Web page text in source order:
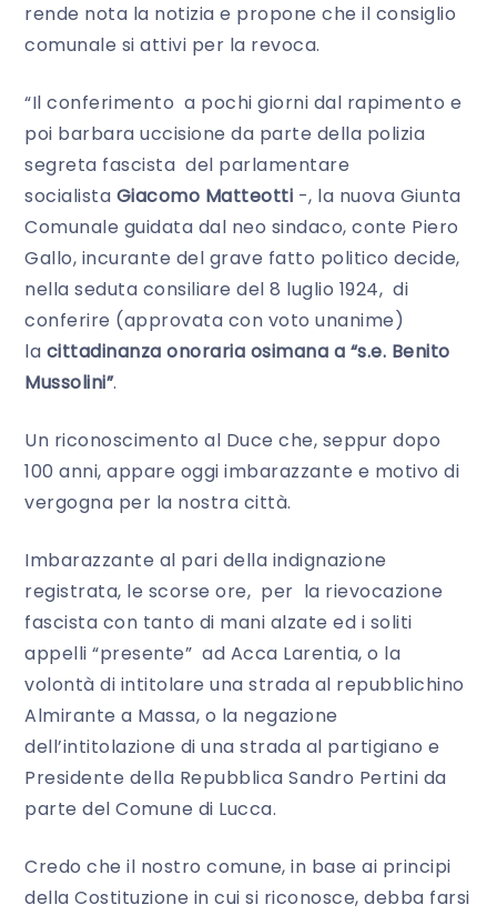
rende nota la notizia e propone che il consiglio
comunale si attivi per la revoca.
“Il conferimento a pochi giorni dal rapimento e
poi barbara uccisione da parte della polizia
segreta fascista del parlamentare
socialista Giacomo Matteotti -, la nuova Giunta
Comunale guidata dal neo sindaco, conte Piero
Gallo, incurante del grave fatto politico decide,
nella seduta consiliare del 8 luglio 1924, di
conferire (approvata con voto unanime)
la cittadinanza onoraria osimana a “s.e. Benito
Mussolini”.
Un riconoscimento al Duce che, seppur dopo
100 anni, appare oggi imbarazzante e motivo di
vergogna per la nostra città.
Imbarazzante al pari della indignazione
registrata, le scorse ore, per la rievocazione
fascista con tanto di mani alzate ed i soliti
appelli “presente” ad Acca Larentia, o la
volontà di intitolare una strada al repubblichino
Almirante a Massa, o la negazione
dell’intitolazione di una strada al partigiano e
Presidente della Repubblica Sandro Pertini da
parte del Comune di Lucca.
Credo che il nostro comune, in base ai principi
della Costituzione in cui si riconosce, debba farsi